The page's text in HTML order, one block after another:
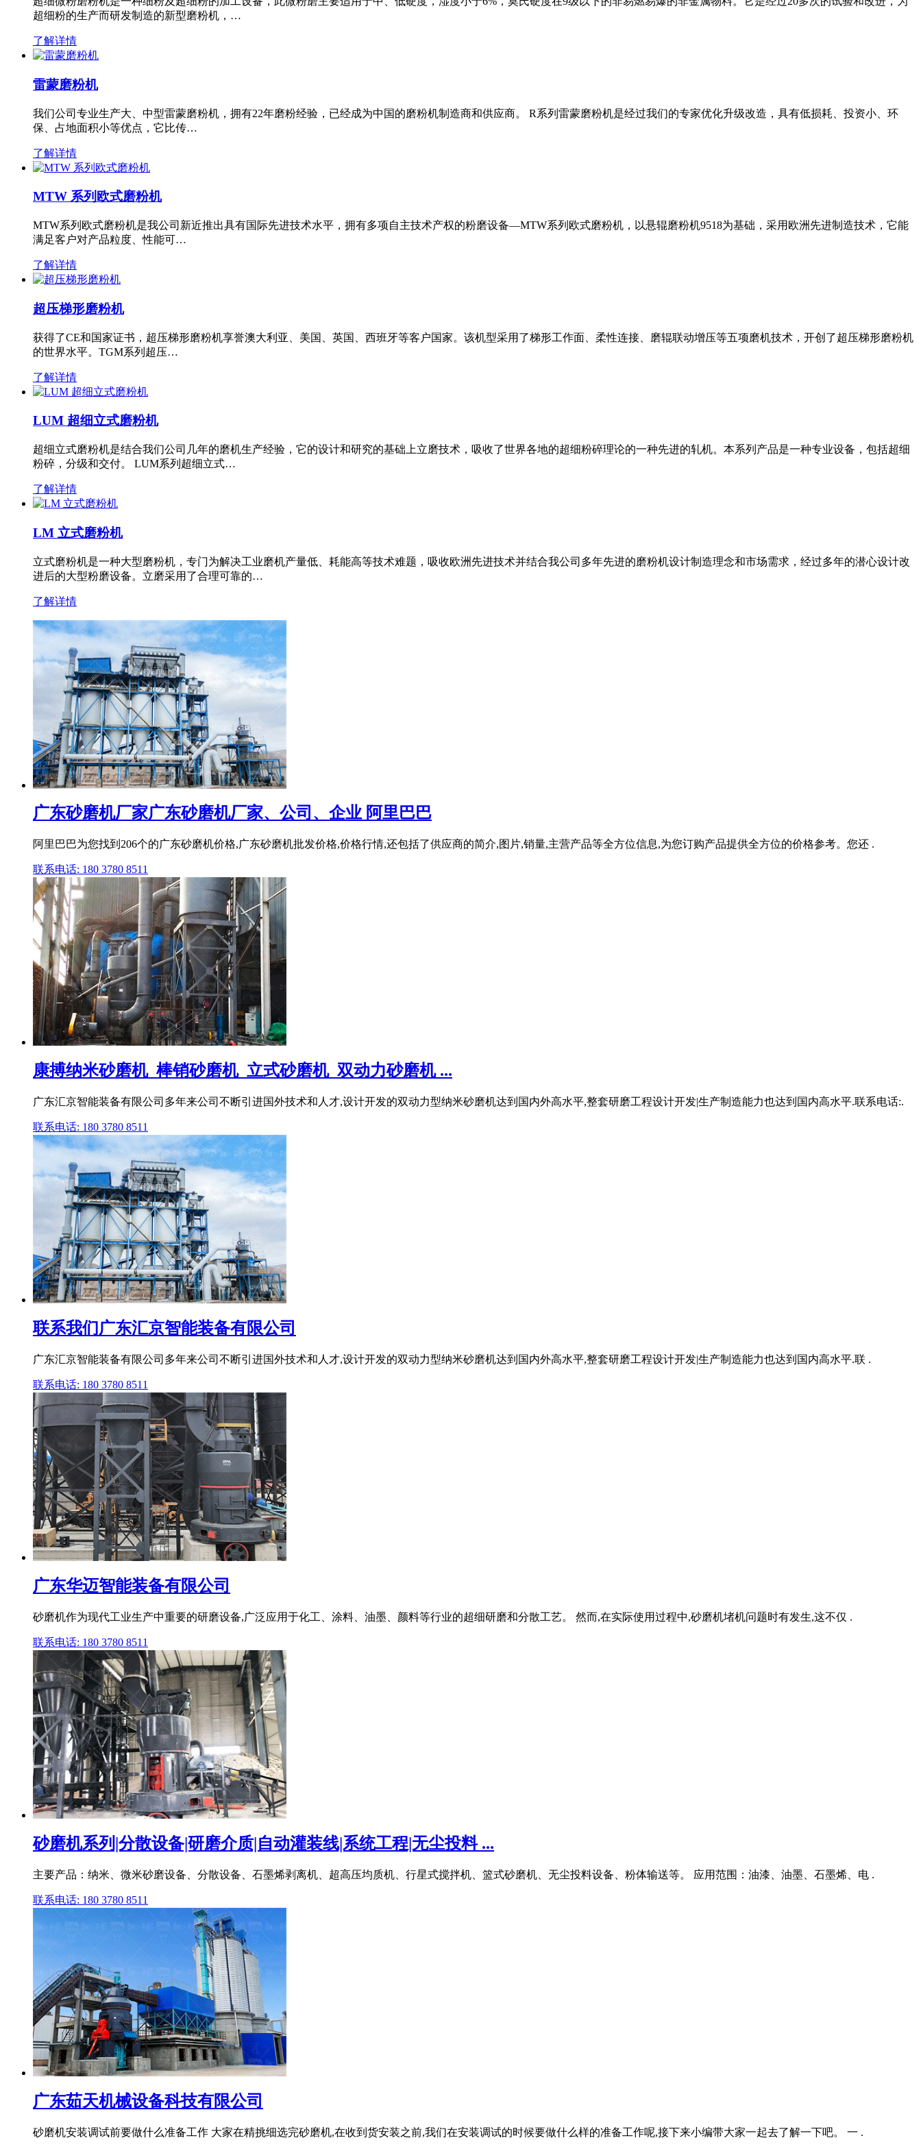
超细粉的生产而研发制造的新型磨粉机，…
了解详情
雷蒙磨粉机
我们公司专业生产大、中型雷蒙磨粉机，拥有22年磨粉经验，已经成为中国的磨粉机制造商和供应商。 R系列雷蒙磨粉机是经过我们的专家优化升级改造，具有低损耗、投资小、环
保、占地面积小等优点，它比传…
了解详情
MTW 系列欧式磨粉机
MTW系列欧式磨粉机是我公司新近推出具有国际先进技术水平，拥有多项自主技术产权的粉磨设备—MTW系列欧式磨粉机，以悬辊磨粉机9518为基础，采用欧洲先进制造技术，它能
满足客户对产品粒度、性能可…
了解详情
超压梯形磨粉机
获得了CE和国家证书，超压梯形磨粉机享誉澳大利亚、美国、英国、西班牙等客户国家。该机型采用了梯形工作面、柔性连接、磨辊联动增压等五项磨机技术，开创了超压梯形磨粉机
的世界水平。TGM系列超压…
了解详情
LUM 超细立式磨粉机
超细立式磨粉机是结合我们公司几年的磨机生产经验，它的设计和研究的基础上立磨技术，吸收了世界各地的超细粉碎理论的一种先进的轧机。本系列产品是一种专业设备，包括超细
粉碎，分级和交付。 LUM系列超细立式…
了解详情
LM 立式磨粉机
立式磨粉机是一种大型磨粉机，专门为解决工业磨机产量低、耗能高等技术难题，吸收欧洲先进技术并结合我公司多年先进的磨粉机设计制造理念和市场需求，经过多年的潜心设计改
进后的大型粉磨设备。立磨采用了合理可靠的…
了解详情
广东砂磨机厂家广东砂磨机厂家、公司、企业 阿里巴巴
阿里巴巴为您找到206个的广东砂磨机价格,广东砂磨机批发价格,价格行情,还包括了供应商的简介,图片,销量,主营产品等全方位信息,为您订购产品提供全方位的价格参考。您还 .
联系电话: 180 3780 8511
康搏纳米砂磨机_棒销砂磨机_立式砂磨机_双动力砂磨机 ...
广东汇京智能装备有限公司多年来公司不断引进国外技术和人才,设计开发的双动力型纳米砂磨机达到国内外高水平,整套研磨工程设计开发|生产制造能力也达到国内高水平.联系电话:.
联系电话: 180 3780 8511
联系我们广东汇京智能装备有限公司
广东汇京智能装备有限公司多年来公司不断引进国外技术和人才,设计开发的双动力型纳米砂磨机达到国内外高水平,整套研磨工程设计开发|生产制造能力也达到国内高水平.联 .
联系电话: 180 3780 8511
广东华迈智能装备有限公司
砂磨机作为现代工业生产中重要的研磨设备,广泛应用于化工、涂料、油墨、颜料等行业的超细研磨和分散工艺。 然而,在实际使用过程中,砂磨机堵机问题时有发生,这不仅 .
联系电话: 180 3780 8511
砂磨机系列|分散设备|研磨介质|自动灌装线|系统工程|无尘投料 ...
主要产品：纳米、微米砂磨设备、分散设备、石墨烯剥离机、超高压均质机、行星式搅拌机、篮式砂磨机、无尘投料设备、粉体输送等。 应用范围：油漆、油墨、石墨烯、电 .
联系电话: 180 3780 8511
广东茹天机械设备科技有限公司
砂磨机安装调试前要做什么准备工作 大家在精挑细选完砂磨机,在收到货安装之前,我们在安装调试的时候要做什么样的准备工作呢,接下来小编带大家一起去了解一下吧。 一 .